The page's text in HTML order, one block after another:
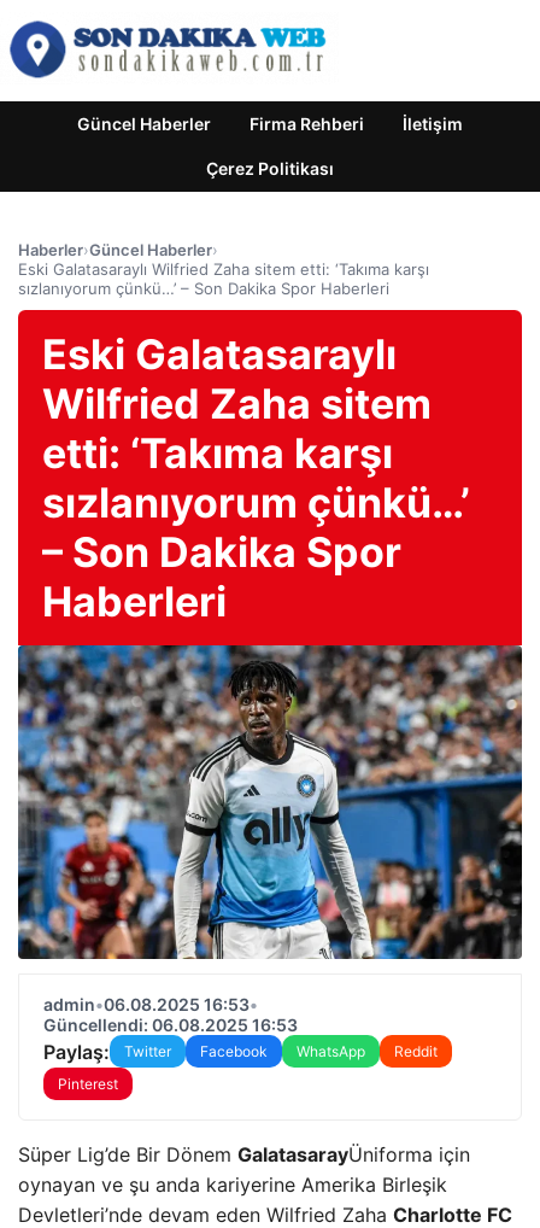
Güncel Haberler Firma Rehberi İletişim
Çerez Politikası
Haberler›Güncel Haberler›
Eski Galatasaraylı Wilfried Zaha sitem etti: ‘Takıma karşı
sızlanıyorum çünkü…’ – Son Dakika Spor Haberleri
Eski Galatasaraylı
Wilfried Zaha sitem
etti: ‘Takıma karşı
sızlanıyorum çünkü…’
– Son Dakika Spor
Haberleri
admin•06.08.2025 16:53•
Güncellendi: 06.08.2025 16:53
Paylaş: Twitter Facebook WhatsApp
Reddit
Pinterest
Süper Lig’de Bir Dönem GalatasarayÜniforma için
oynayan ve şu anda kariyerine Amerika Birleşik
Devletleri’nde devam eden Wilfried Zaha Charlotte FC